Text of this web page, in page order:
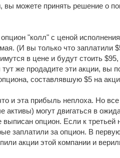
можете принять решение о
"колл" с ценой
(И вы только что заплатили
в цене и будут стоить
же продадите эти акции,
составлявшую $5 на
и эта прибыль неплоха. Но
активы) могут двигаться в
выписан опцион. Если к
заплатили за опцион. В
акции этой компании и